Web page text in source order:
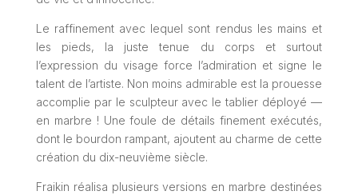
Le raffinement avec lequel sont rendus les mains et
les pieds, la juste tenue du corps et surtout
l’expression du visage force l’admiration et signe le
talent de l’artiste. Non moins admirable est la prouesse
accomplie par le sculpteur avec le tablier déployé —
en marbre ! Une foule de détails finement exécutés,
dont le bourdon rampant, ajoutent au charme de cette
création du dix-neuvième siècle.
Fraikin réalisa plusieurs versions en marbre destinées